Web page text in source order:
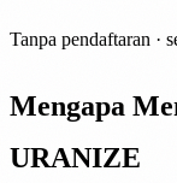
Tanpa pendaftaran ·
Mengapa
URANIZE